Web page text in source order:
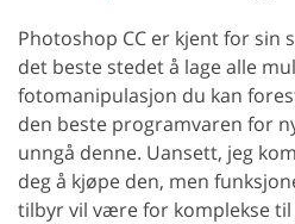
Photoshop CC er kjent for sin
det beste stedet å lage alle
fotomanipulasjon du kan
den beste programvaren for
unngå denne. Uansett, jeg
deg å kjøpe den, men
tilbyr vil være for komplekse